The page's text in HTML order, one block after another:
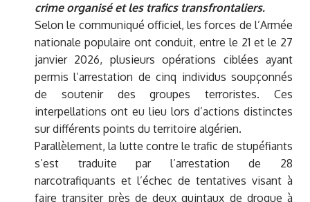
crime organisé et les trafics transfrontaliers.
Selon le communiqué officiel, les forces de l’Armée
nationale populaire ont conduit, entre le 21 et le 27
janvier 2026, plusieurs opérations ciblées ayant
permis l’arrestation de cinq individus soupçonnés
de soutenir des groupes terroristes. Ces
interpellations ont eu lieu lors d’actions distinctes
sur différents points du territoire algérien.
Parallèlement, la lutte contre le trafic de stupéfiants
s’est traduite par l’arrestation de 28
narcotrafiquants et l’échec de tentatives visant à
faire transiter près de deux quintaux de drogue à